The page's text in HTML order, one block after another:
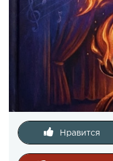
Нравится